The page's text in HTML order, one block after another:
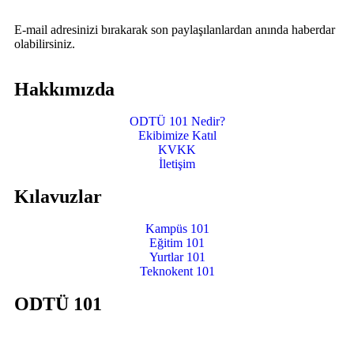
E-mail adresinizi bırakarak son paylaşılanlardan anında haberdar
olabilirsiniz.
Hakkımızda
ODTÜ 101 Nedir?
Ekibimize Katıl
KVKK
İletişim
Kılavuzlar
Kampüs 101
Eğitim 101
Yurtlar 101
Teknokent 101
ODTÜ 101